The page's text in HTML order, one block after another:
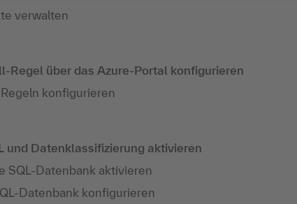
verwalten
Regel über das Azure-Portal konfigurieren
konfigurieren
und Datenklassifizierung aktivieren
SQL-Datenbank aktivieren
Datenbank konfigurieren